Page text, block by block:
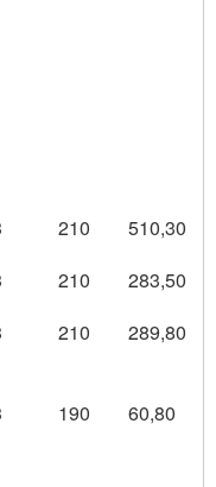
210
510,30
210
283,50
210
289,80
190 60,80